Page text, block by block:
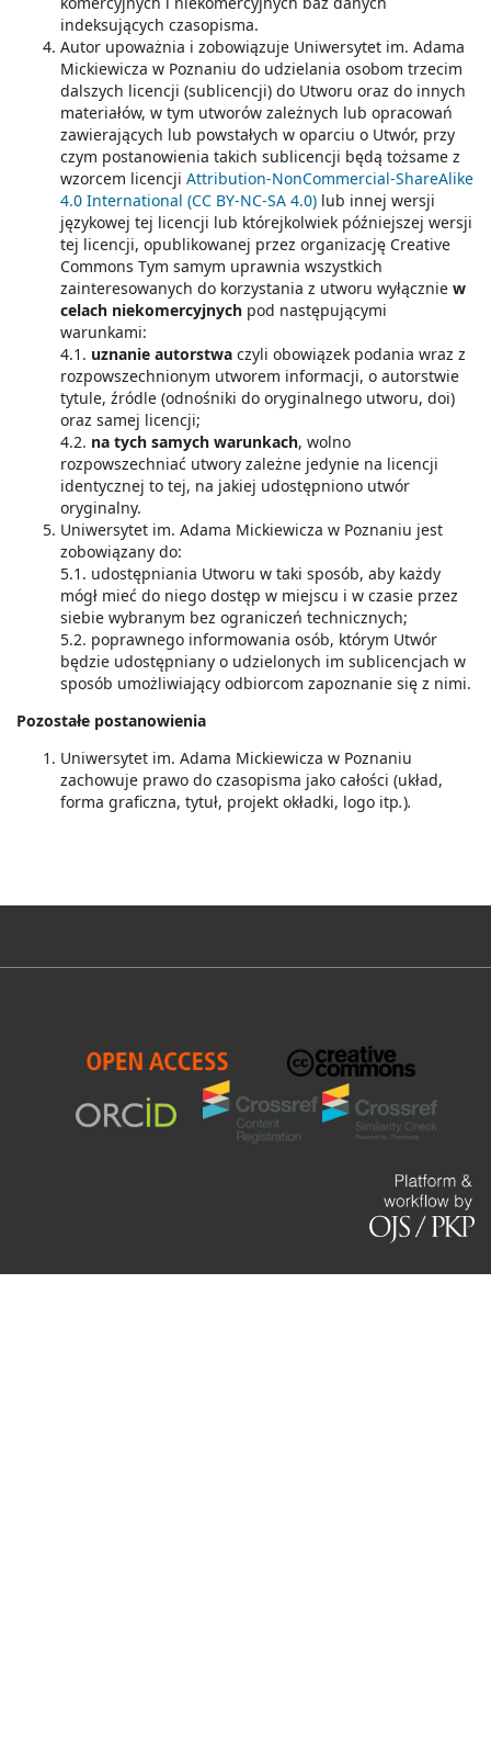
indeksujących czasopisma.
Autor upoważnia i zobowiązuje Uniwersytet im. Adama
Mickiewicza w Poznaniu do udzielania osobom trzecim
dalszych licencji (sublicencji) do Utworu oraz do innych
materiałów, w tym utworów zależnych lub opracowań
zawierających lub powstałych w oparciu o Utwór, przy
czym postanowienia takich sublicencji będą tożsame z
wzorcem licencji Attribution-NonCommercial-ShareAlike
4.0 International (CC BY-NC-SA 4.0) lub innej wersji
językowej tej licencji lub którejkolwiek późniejszej wersji
tej licencji, opublikowanej przez organizację Creative
Commons Tym samym uprawnia wszystkich
zainteresowanych do korzystania z utworu wyłącznie w
celach niekomercyjnych pod następującymi
warunkami:
4.1. uznanie autorstwa czyli obowiązek podania wraz z
rozpowszechnionym utworem informacji, o autorstwie
tytule, źródle (odnośniki do oryginalnego utworu, doi)
oraz samej licencji;
4.2. na tych samych warunkach, wolno
rozpowszechniać utwory zależne jedynie na licencji
identycznej to tej, na jakiej udostępniono utwór
oryginalny.
Uniwersytet im. Adama Mickiewicza w Poznaniu jest
zobowiązany do:
5.1. udostępniania Utworu w taki sposób, aby każdy
mógł mieć do niego dostęp w miejscu i w czasie przez
siebie wybranym bez ograniczeń technicznych;
5.2. poprawnego informowania osób, którym Utwór
będzie udostępniany o udzielonych im sublicencjach w
sposób umożliwiający odbiorcom zapoznanie się z nimi.
Pozostałe postanowienia
Uniwersytet im. Adama Mickiewicza w Poznaniu
zachowuje prawo do czasopisma jako całości (układ,
forma graficzna, tytuł, projekt okładki, logo itp.).